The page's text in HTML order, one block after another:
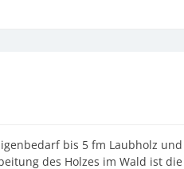
bis 5 fm Laubholz
des Holzes im Wald ist